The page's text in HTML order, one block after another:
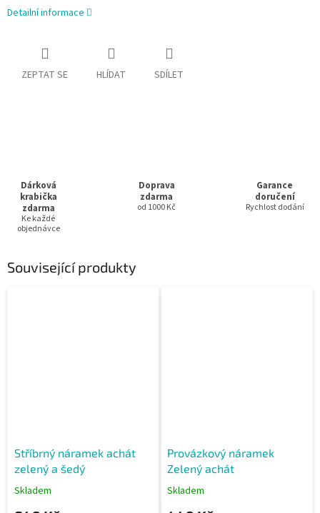
Detailní informace
ZEPTAT SE HLÍDAT SDÍLET
Dárková
krabička
zdarma
Ke každé
objednávce
Doprava
zdarma
od 1000 Kč
Garance
doručení
Rychlost dodání
Související produkty
Stříbrný náramek achát
zelený a šedý
Skladem
Provázkový náramek
Zelený achát
Skladem